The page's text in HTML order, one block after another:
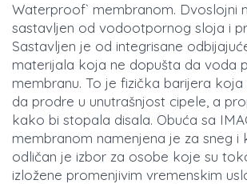
Waterproof` membranom. Dvoslojni
sastavljen od vodootpornog sloja i
Sastavljen je od integrisane
materijala koja ne dopušta da voda
membranu. To je fizička barijera
da prodre u unutrašnjost cipele, a
kako bi stopala disala. Obuća sa
membranom namenjena je za sneg i
odličan je izbor za osobe koje su
izložene promenjivim vremenskim